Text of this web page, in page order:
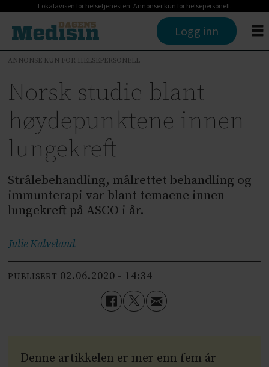
Lokalavisen for helsetjenesten. Annonser kun for helsepersonell.
Logg inn
ANNONSE KUN FOR HELSEPERSONELL
Norsk studie blant
høydepunktene innen
lungekreft
Strålebehandling, målrettet behandling og
immunterapi var blant temaene innen
lungekreft på ASCO i år.
JulieKalveland
PUBLISERT 02.06.2020 - 14:34
Denne artikkelen er mer enn fem år